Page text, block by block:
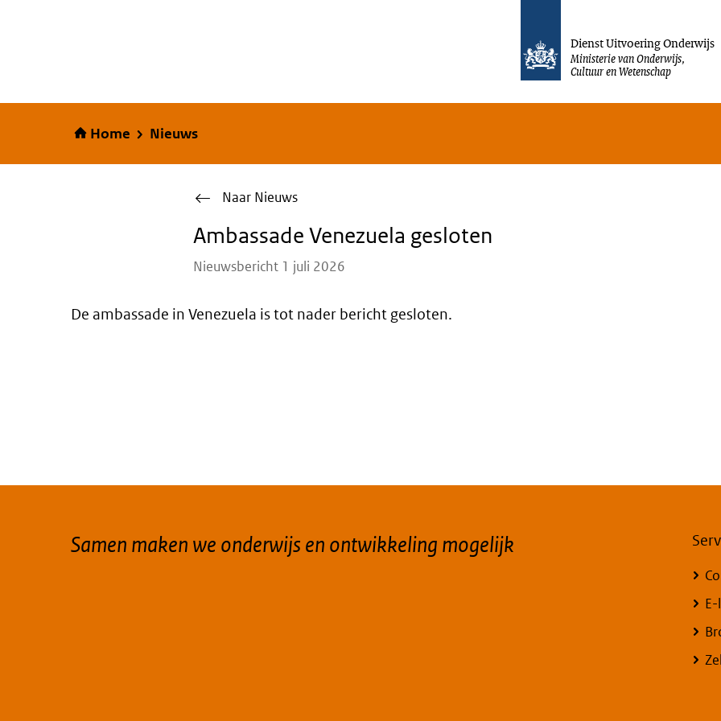
Dienst Uitvoering Onderwijs
Ministerie van Onderwijs,
Cultuur en Wetenschap
Home
Home Nieuws
Naar Nieuws
Ambassade Venezuela gesloten
Nieuwsbericht 1 juli 2026
De ambassade in Venezuela is tot nader bericht gesloten.
Samen maken we onderwijs en ontwikkeling mogelijk